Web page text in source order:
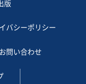
版
バシーポリシー
お問い合わせ